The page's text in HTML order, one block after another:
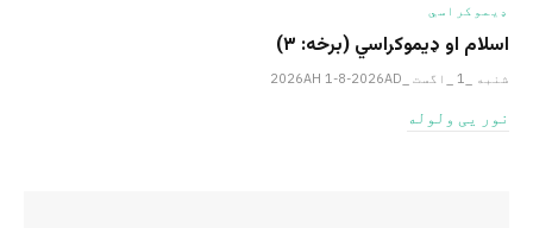
ډیموکراسي
اسلام او ډیموکراسي (برخه: ۳)
شنبه _1 _اگست _2026AH 1-8-2026AD
نور یی ولوله